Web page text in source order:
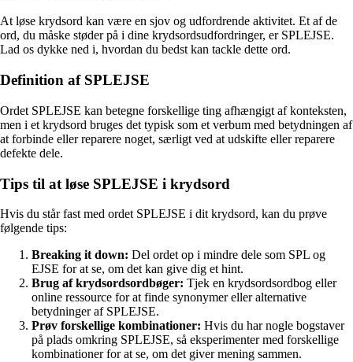
At løse krydsord kan være en sjov og udfordrende aktivitet. Et af de
ord, du måske støder på i dine krydsordsudfordringer, er SPLEJSE.
Lad os dykke ned i, hvordan du bedst kan tackle dette ord.
Definition af SPLEJSE
Ordet SPLEJSE kan betegne forskellige ting afhængigt af konteksten,
men i et krydsord bruges det typisk som et verbum med betydningen af
at forbinde eller reparere noget, særligt ved at udskifte eller reparere
defekte dele.
Tips til at løse SPLEJSE i krydsord
Hvis du står fast med ordet SPLEJSE i dit krydsord, kan du prøve
følgende tips:
Breaking it down: Del ordet op i mindre dele som SPL og
EJSE for at se, om det kan give dig et hint.
Brug af krydsordsordbøger: Tjek en krydsordsordbog eller
online ressource for at finde synonymer eller alternative
betydninger af SPLEJSE.
Prøv forskellige kombinationer: Hvis du har nogle bogstaver
på plads omkring SPLEJSE, så eksperimenter med forskellige
kombinationer for at se, om det giver mening sammen.